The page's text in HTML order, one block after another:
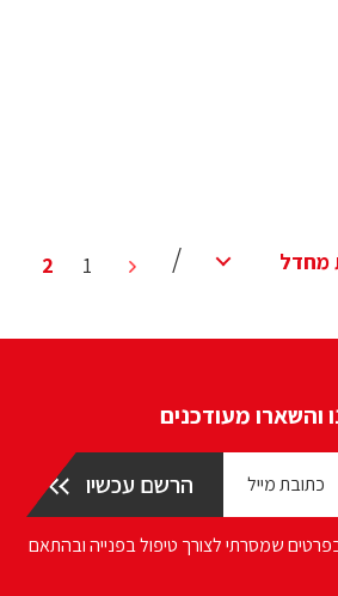
1
2
והשארו מעודכנים
שמסרתי לצורך טיפול בפנייה ובהתאם